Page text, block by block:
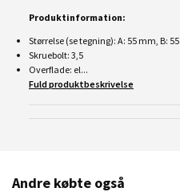
Produktinformation:
Størrelse (se tegning): A: 55 mm, B: 55
Skruebolt: 3,5
Overflade: el...
Fuld produktbeskrivelse
Andre købte også